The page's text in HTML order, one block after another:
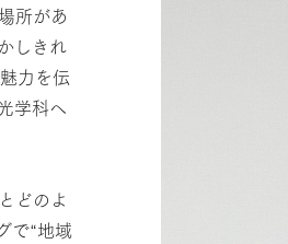
所があ
しきれ
力を伝
学科へ
どのよ
で“地域